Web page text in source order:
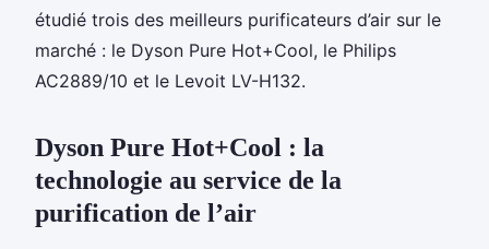
étudié trois des meilleurs purificateurs d’air sur le
marché : le Dyson Pure Hot+Cool, le Philips
AC2889/10 et le Levoit LV-H132.
Dyson Pure Hot+Cool : la
technologie au service de la
purification de l’air